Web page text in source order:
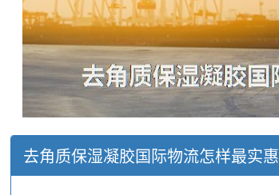
去角质保湿凝胶国际物流怎样最实惠